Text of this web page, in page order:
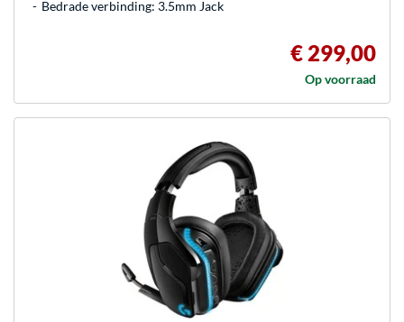
Bedrade verbinding: 3.5mm Jack
€ 299,00
Op voorraad